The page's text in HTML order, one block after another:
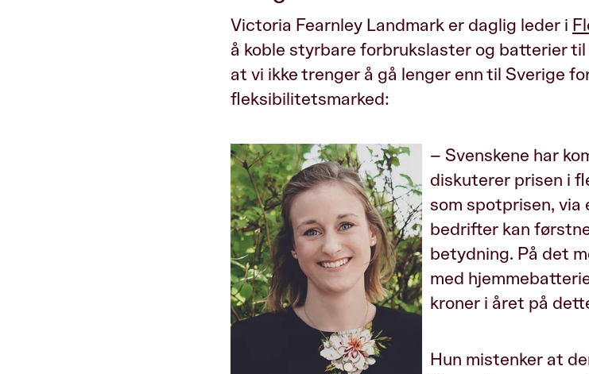
Victoria Fearnley Landmark er daglig leder i
å koble styrbare forbrukslaster og batterier
at vi ikke trenger å gå lenger enn til Sverige
fleksibilitetsmarked:
– Svenskene har
diskuterer prisen i
som spotprisen, via
bedrifter kan
betydning. På det
med
kroner i året på
Hun mistenker at